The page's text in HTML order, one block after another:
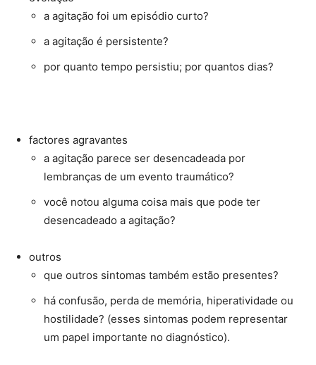
a agitação foi um episódio curto?
a agitação é persistente?
por quanto tempo persistiu; por quantos dias?
factores agravantes
a agitação parece ser desencadeada por
lembranças de um evento traumático?
você notou alguma coisa mais que pode ter
desencadeado a agitação?
outros
que outros sintomas também estão presentes?
há confusão, perda de memória, hiperatividade ou
hostilidade? (esses sintomas podem representar
um papel importante no diagnóstico).